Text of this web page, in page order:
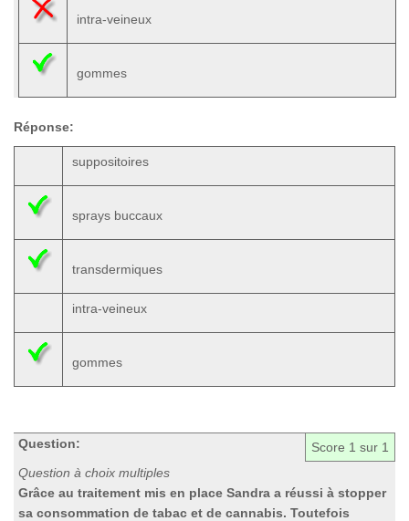
intra-veineux
gommes
Réponse:
suppositoires
sprays buccaux
transdermiques
intra-veineux
gommes
Score 1 sur 1
Question:
Question à choix multiples
Grâce au traitement mis en place Sandra a réussi à stopper
sa consommation de tabac et de cannabis. Toutefois